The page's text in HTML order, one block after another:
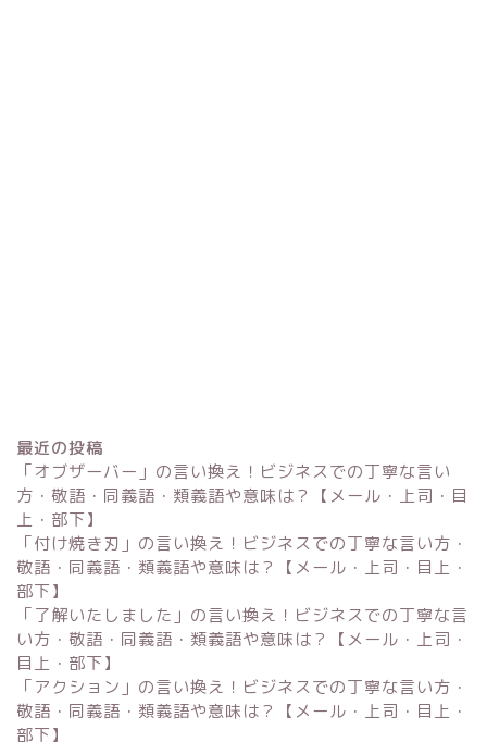
最近の投稿
「オブザーバー」の言い換え！ビジネスでの丁寧な言い
方・敬語・同義語・類義語や意味は？【メール・上司・目
上・部下】
「付け焼き刃」の言い換え！ビジネスでの丁寧な言い方・
敬語・同義語・類義語や意味は？【メール・上司・目上・
部下】
「了解いたしました」の言い換え！ビジネスでの丁寧な言
い方・敬語・同義語・類義語や意味は？【メール・上司・
目上・部下】
「アクション」の言い換え！ビジネスでの丁寧な言い方・
敬語・同義語・類義語や意味は？【メール・上司・目上・
部下】
Excel
単位変換・換算
科学・計算関連